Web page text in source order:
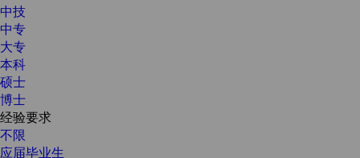
中技
中专
大专
本科
硕士
博士
经验要求
不限
应届毕业生